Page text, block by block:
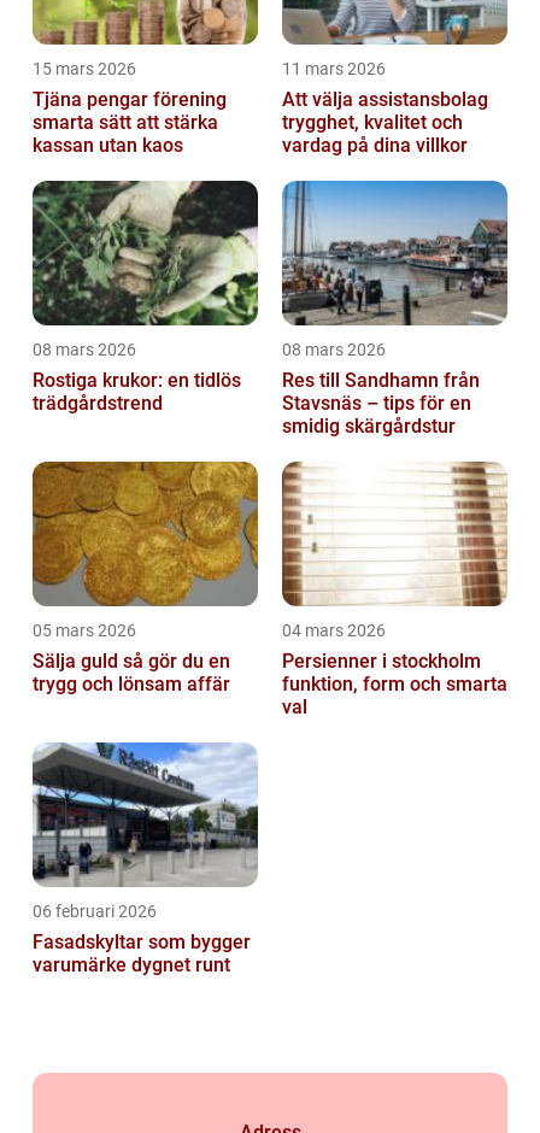
15 mars 2026
Tjäna pengar förening
smarta sätt att stärka
kassan utan kaos
11 mars 2026
Att välja assistansbolag
trygghet, kvalitet och
vardag på dina villkor
08 mars 2026
Rostiga krukor: en tidlös
trädgårdstrend
08 mars 2026
Res till Sandhamn från
Stavsnäs – tips för en
smidig skärgårdstur
05 mars 2026
Sälja guld så gör du en
trygg och lönsam affär
04 mars 2026
Persienner i stockholm
funktion, form och smarta
val
06 februari 2026
Fasadskyltar som bygger
varumärke dygnet runt